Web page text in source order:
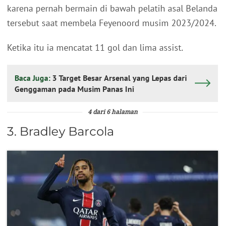
karena pernah bermain di bawah pelatih asal Belanda
tersebut saat membela Feyenoord musim 2023/2024.
Ketika itu ia mencatat 11 gol dan lima assist.
Baca Juga: 3 Target Besar Arsenal yang Lepas dari
Genggaman pada Musim Panas Ini
4 dari 6 halaman
3. Bradley Barcola